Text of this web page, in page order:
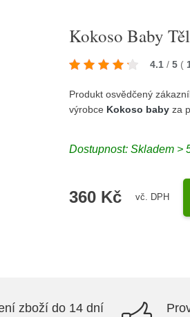
Kokoso Baby
4.1 / 5 (
Produkt osvědčený
výrobce Kokoso baby za
Dostupnost: Skladem >
360 Kč vč. DPH
zboží do 14 dní